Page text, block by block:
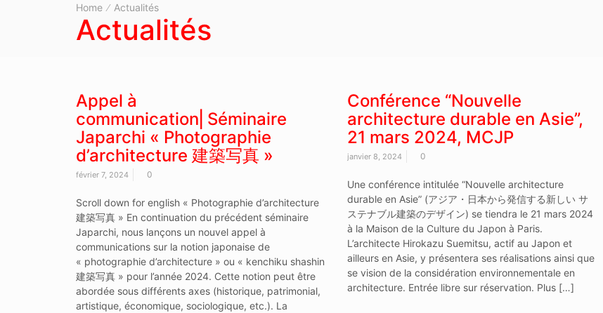
Home Actualités
Actualités
Appel à
communication⎜Séminaire
Japarchi « Photographie
d’architecture 建築写真 »
février 7, 2024 0
Scroll down for english « Photographie d’architecture
建築写真 » En continuation du précédent séminaire
Japarchi, nous lançons un nouvel appel à
communications sur la notion japonaise de
« photographie d’architecture » ou « kenchiku shashin
建築写真 » pour l’année 2024. Cette notion peut être
abordée sous différents axes (historique, patrimonial,
artistique, économique, sociologique, etc.). La
Conférence “Nouvelle
architecture durable en Asie”,
21 mars 2024, MCJP
janvier 8, 2024 0
Une conférence intitulée “Nouvelle architecture
durable en Asie” (アジア・日本から発信する新しい サ
ステナブル建築のデザイン) se tiendra le 21 mars 2024
à la Maison de la Culture du Japon à Paris.
L’architecte Hirokazu Suemitsu, actif au Japon et
ailleurs en Asie, y présentera ses réalisations ainsi que
se vision de la considération environnementale en
architecture. Entrée libre sur réservation. Plus […]